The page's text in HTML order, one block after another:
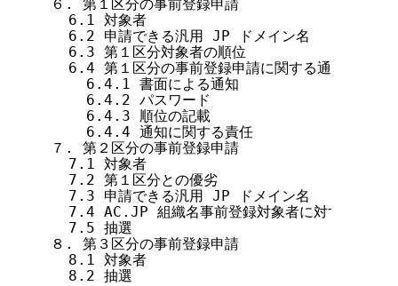
６. 第１区分の事前登録申請
  6.1 対象者
  6.2 申請できる汎用 JP ドメイン名
  6.3 第１区分対象者の順位
  6.4 第１区分の事前登録申請に関する通知
    6.4.1 書面による通知
    6.4.2 パスワード
    6.4.3 順位の記載
    6.4.4 通知に関する責任
７. 第２区分の事前登録申請
  7.1 対象者
  7.2 第１区分との優劣
  7.3 申請できる汎用 JP ドメイン名
  7.4 AC.JP 組織名事前登録対象者に対する通知
  7.5 抽選
８. 第３区分の事前登録申請
  8.1 対象者
  8.2 抽選